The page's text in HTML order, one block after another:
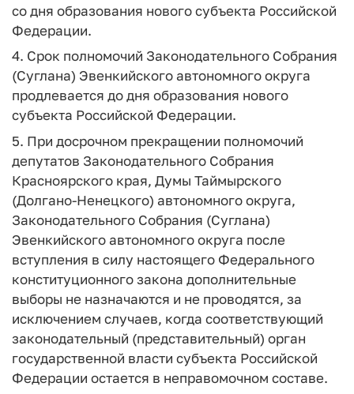
со дня образования нового субъекта Российской
Федерации.
4. Срок полномочий Законодательного Собрания
(Суглана) Эвенкийского автономного округа
продлевается до дня образования нового
субъекта Российской Федерации.
5. При досрочном прекращении полномочий
депутатов Законодательного Собрания
Красноярского края, Думы Таймырского
(Долгано-Ненецкого) автономного округа,
Законодательного Собрания (Суглана)
Эвенкийского автономного округа после
вступления в силу настоящего Федерального
конституционного закона дополнительные
выборы не назначаются и не проводятся, за
исключением случаев, когда соответствующий
законодательный (представительный) орган
государственной власти субъекта Российской
Федерации остается в неправомочном составе.